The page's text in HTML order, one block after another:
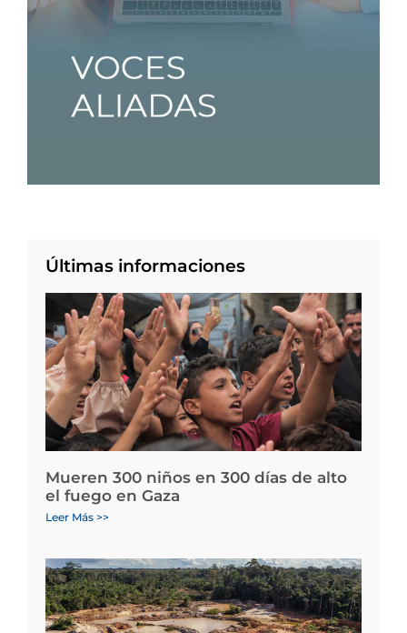
Últimas informaciones
Mueren 300 niños en 300 días de alto
el fuego en Gaza
Leer Más >>